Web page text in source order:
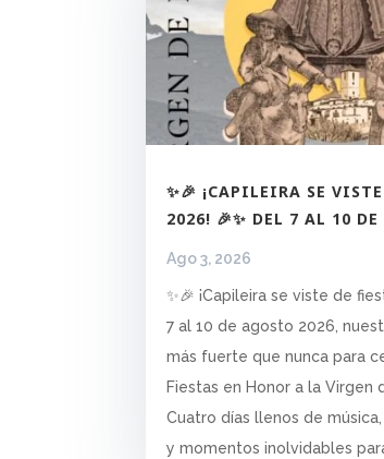
✨🎉 ¡CAPILEIRA SE
2026! 🎉✨ DEL 7 AL 10
Ago 3, 2026
✨🎉 ¡Capileira se viste de
7 al 10 de agosto 2026,
más fuerte que nunca para
Fiestas en Honor a la Virgen
Cuatro días llenos de
y momentos inolvidables